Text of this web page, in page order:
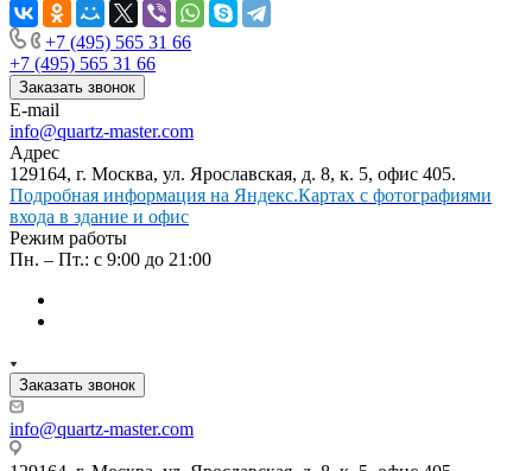
+7 (495) 565 31 66
+7 (495) 565 31 66
Заказать звонок
E-mail
info@quartz-master.com
Адрес
129164, г. Москва, ул. Ярославская, д. 8, к. 5, офис 405.
Подробная информация на Яндекс.Картах с фотографиями
входа в здание и офис
Режим работы
Пн. – Пт.: с 9:00 до 21:00
Заказать звонок
info@quartz-master.com